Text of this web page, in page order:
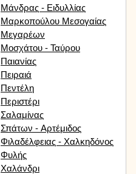
Μάνδρας - Ειδυλλίας
Μαρκοπούλου Μεσογαίας
Μεγαρέων
Μοσχάτου - Ταύρου
Παιανίας
Πειραιά
Πεντέλη
Περιστέρι
Σαλαμίνας
Σπάτων - Αρτέμιδος
Φιλαδέλφειας - Χαλκηδόνος
Φυλής
Χαλάνδρι